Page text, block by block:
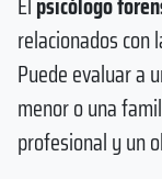
relacionados con
Puede evaluar a
menor o una
profesional y un